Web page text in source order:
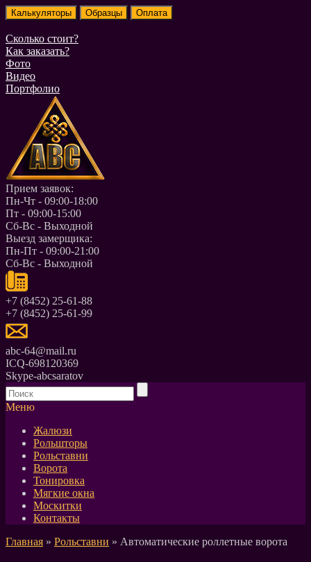
Сколько стоит?
Как заказать?
Фото
Видео
Портфолио
Прием заявок:
Пн-Чт - 09:00-18:00
Пт - 09:00-15:00
Сб-Вс - Выходной
Выезд замерщика:
Пн-Пт - 09:00-21:00
Сб-Вс - Выходной
+7 (8452) 25-61-88
+7 (8452) 25-61-99
abc-64@mail.ru
ICQ-698120369
Skype-abcsaratov
Меню
Жалюзи
Рольшторы
Рольставни
Ворота
Тонировка
Мягкие окна
Москитки
Контакты
Главная » Рольставни » Автоматические роллетные ворота